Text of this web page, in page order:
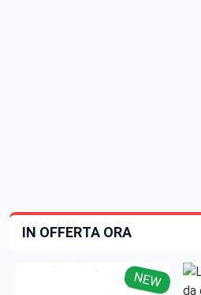
IN OFFERTA ORA
NEW